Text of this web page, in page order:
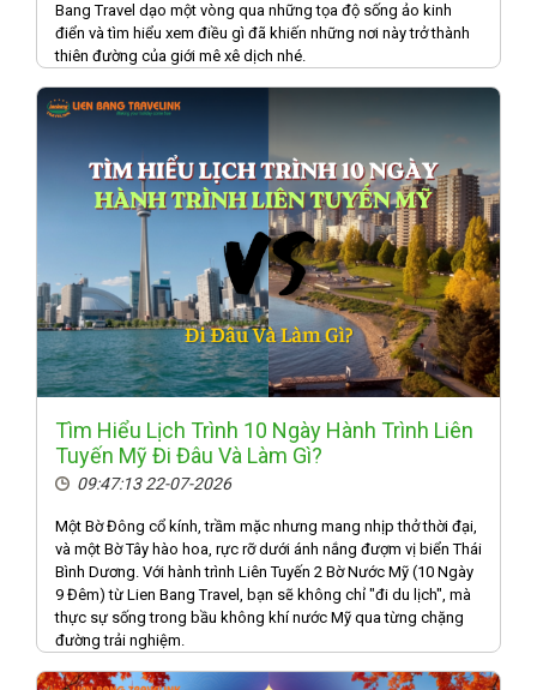
Bang Travel dạo một vòng qua những tọa độ sống ảo kinh
điển và tìm hiểu xem điều gì đã khiến những nơi này trở thành
thiên đường của giới mê xê dịch nhé.
Tìm Hiểu Lịch Trình 10 Ngày Hành Trình Liên
Tuyến Mỹ Đi Đâu Và Làm Gì?
09:47:13 22-07-2026
Một Bờ Đông cổ kính, trầm mặc nhưng mang nhịp thở thời đại,
và một Bờ Tây hào hoa, rực rỡ dưới ánh nắng đượm vị biển Thái
Bình Dương. Với hành trình Liên Tuyến 2 Bờ Nước Mỹ (10 Ngày
9 Đêm) từ Lien Bang Travel, bạn sẽ không chỉ "đi du lịch", mà
thực sự sống trong bầu không khí nước Mỹ qua từng chặng
đường trải nghiệm.